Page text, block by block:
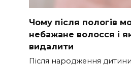
Чому після пологів
небажане волосся і
видалити
Після народження